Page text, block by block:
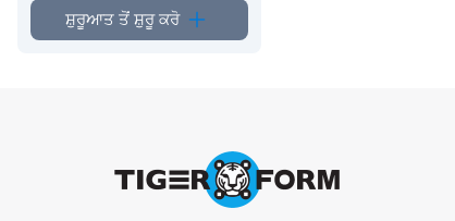
ਸ਼ੁਰੂਆਤ ਤੋਂ ਸ਼ੁਰੂ ਕਰੋ